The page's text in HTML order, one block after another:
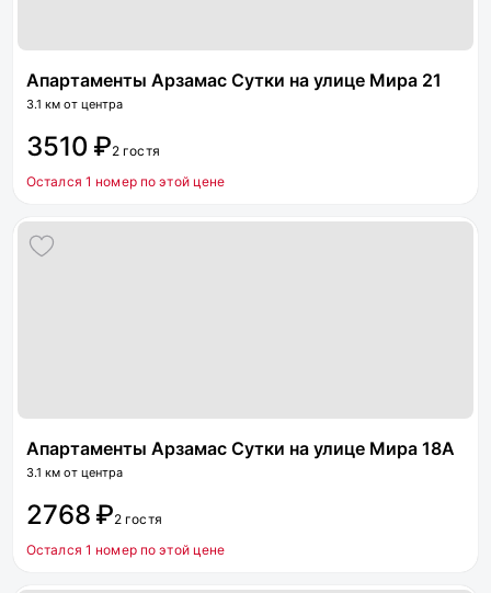
Апартаменты Арзамас Сутки на улице Мира 21
3.1 км от центра
3510 ₽2 гостя
Остался 1 номер по этой цене
Апартаменты Арзамас Сутки на улице Мира 18А
3.1 км от центра
2768 ₽2 гостя
Остался 1 номер по этой цене